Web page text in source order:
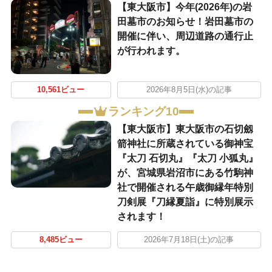
【東大阪市】今年(2026年)の岩
田墓市のお知らせ！岩田墓市の
開催に伴い、周辺道路の通行止
が行われます。
10,561ビュー 2026年8月5日(水)の記事
ランキング10
【東大阪市】東大阪市の石切劔
箭神社に所蔵されている御神宝
『太刀 石切丸』『太刀 小狐丸』
が、宮城県岩沼市にある竹駒神
社で開催される午歳御縁年特別
刀剣展『刀縁夏詣』に特別展示
されます！
8,485ビュー 2026年7月18日(土)の記事